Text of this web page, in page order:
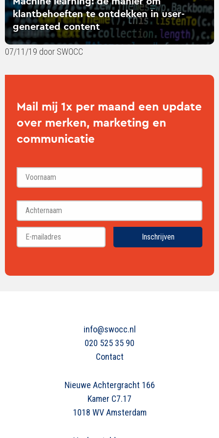
klantbehoeften te ontdekken in user-
generated content
07/11/19 door SWOCC
content
Mail mij 1x per maand een update
over merken, marketing en
communicatie
Voornaam
Achternaam
Inschrijven
info@swocc.nl
020 525 35 90
Contact
Nieuwe Achtergracht 166
Kamer C7.17
1018 WV Amsterdam